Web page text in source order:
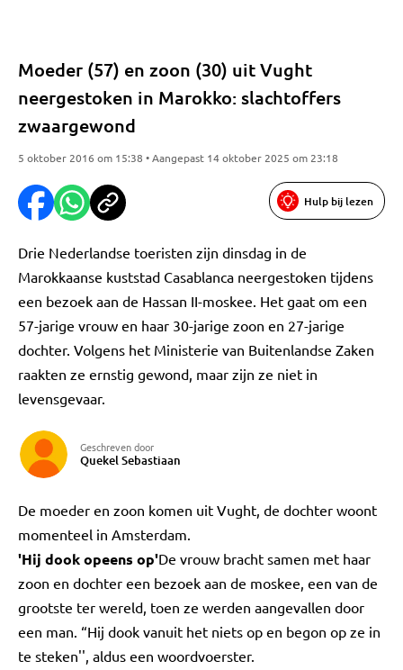
Moeder (57) en zoon (30) uit Vught
neergestoken in Marokko: slachtoffers
zwaargewond
5 oktober 2016 om 15:38 • Aangepast 14 oktober 2025 om 23:18
Hulp bij lezen
Drie Nederlandse toeristen zijn dinsdag in de
Marokkaanse kuststad Casablanca neergestoken tijdens
een bezoek aan de Hassan II-moskee. Het gaat om een
57-jarige vrouw en haar 30-jarige zoon en 27-jarige
dochter. Volgens het Ministerie van Buitenlandse Zaken
raakten ze ernstig gewond, maar zijn ze niet in
levensgevaar.
Geschreven door
Quekel Sebastiaan
De moeder en zoon komen uit Vught, de dochter woont
momenteel in Amsterdam.
'Hij dook opeens op'De vrouw bracht samen met haar
zoon en dochter een bezoek aan de moskee, een van de
grootste ter wereld, toen ze werden aangevallen door
een man. “Hij dook vanuit het niets op en begon op ze in
te steken'', aldus een woordvoerster.